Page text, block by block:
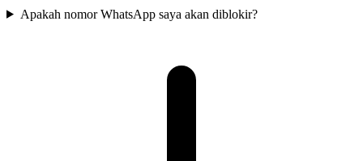
Apakah nomor WhatsApp saya akan diblokir?